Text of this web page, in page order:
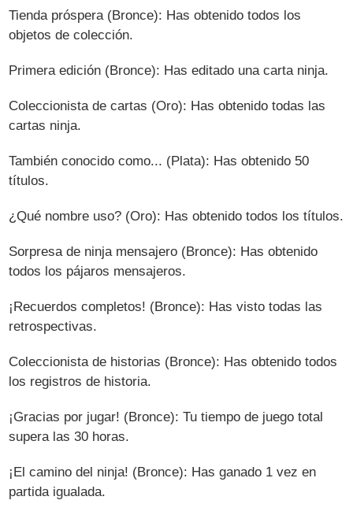
Tienda próspera (Bronce): Has obtenido todos los
objetos de colección.
Primera edición (Bronce): Has editado una carta ninja.
Coleccionista de cartas (Oro): Has obtenido todas las
cartas ninja.
También conocido como... (Plata): Has obtenido 50
títulos.
¿Qué nombre uso? (Oro): Has obtenido todos los títulos.
Sorpresa de ninja mensajero (Bronce): Has obtenido
todos los pájaros mensajeros.
¡Recuerdos completos! (Bronce): Has visto todas las
retrospectivas.
Coleccionista de historias (Bronce): Has obtenido todos
los registros de historia.
¡Gracias por jugar! (Bronce): Tu tiempo de juego total
supera las 30 horas.
¡El camino del ninja! (Bronce): Has ganado 1 vez en
partida igualada.